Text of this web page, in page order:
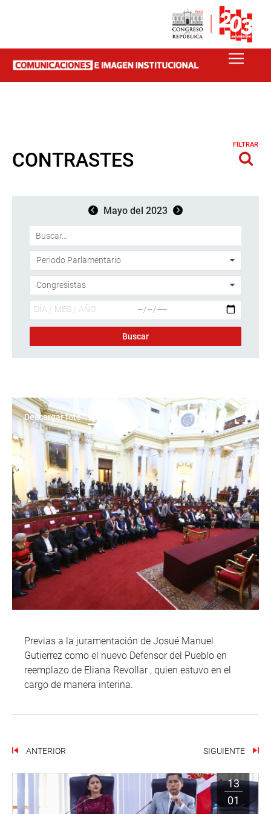
CONTRASTES
FILTRAR
Mayo del 2023
Descargar foto
Previas a la juramentación de Josué Manuel
Gutierrez como el nuevo Defensor del Pueblo en
reemplazo de Eliana Revollar , quien estuvo en el
cargo de manera interina.
ANTERIOR SIGUIENTE
13
01